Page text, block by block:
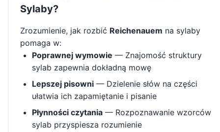
Sylaby?
Zrozumienie, jak rozbić Reichenauem na sylaby
pomaga w:
Poprawnej wymowie — Znajomość struktury
sylab zapewnia dokładną mowę
Lepszej pisowni — Dzielenie słów na części
ułatwia ich zapamiętanie i pisanie
Płynności czytania — Rozpoznawanie wzorców
sylab przyspiesza rozumienie